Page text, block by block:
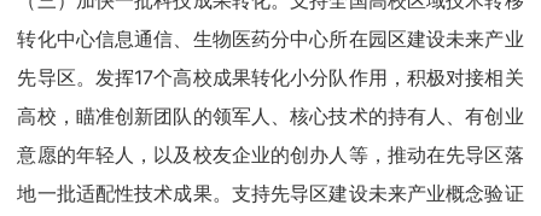
转化中心信息通信、生物医药分中心所在园区建设未来产业
先导区。发挥17个高校成果转化小分队作用，积极对接相关
高校，瞄准创新团队的领军人、核心技术的持有人、有创业
意愿的年轻人，以及校友企业的创办人等，推动在先导区落
地一批适配性技术成果。支持先导区建设未来产业概念验证